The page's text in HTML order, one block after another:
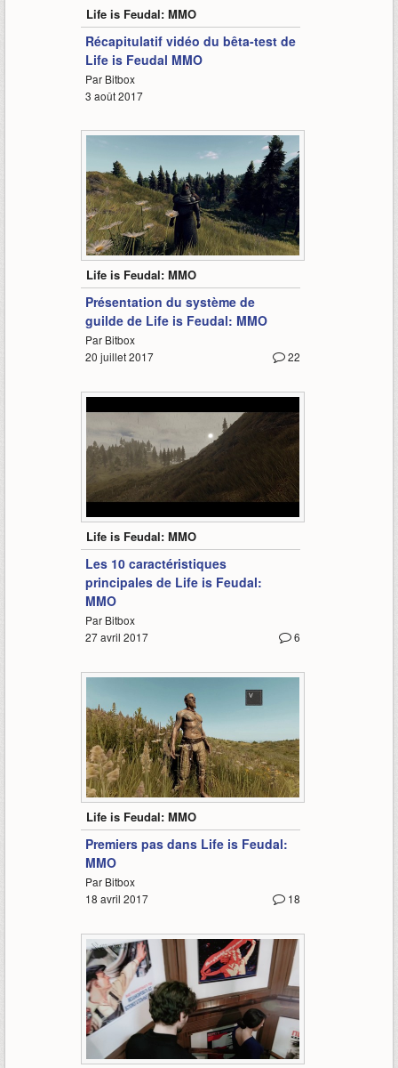
Life is Feudal: MMO
Récapitulatif vidéo du bêta-test de
Life is Feudal MMO
Par Bitbox
3 août 2017
4:57
Life is Feudal: MMO
Présentation du système de
guilde de Life is Feudal: MMO
Par Bitbox
22
20 juillet 2017
Life is Feudal: MMO
Les 10 caractéristiques
principales de Life is Feudal:
MMO
Par Bitbox
6
27 avril 2017
9:12
Life is Feudal: MMO
Premiers pas dans Life is Feudal:
MMO
Par Bitbox
18
18 avril 2017
1:56